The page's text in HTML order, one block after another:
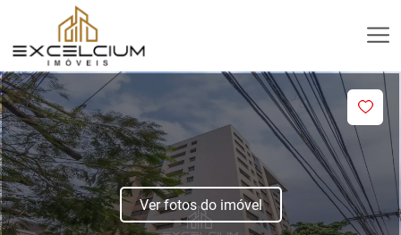
Ver fotos do imóvel